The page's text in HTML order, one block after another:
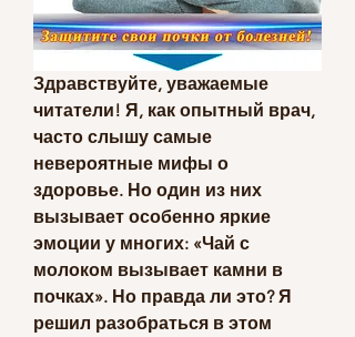
Здравствуйте, уважаемые
читатели! Я, как опытный врач,
часто слышу самые
невероятные мифы о
здоровье. Но один из них
вызывает особенно яркие
эмоции у многих: «Чай с
молоком вызывает камни в
почках». Но правда ли это? Я
решил разобраться в этом